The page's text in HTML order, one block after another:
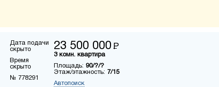
Дата подачи
скрыто
Время
скрыто
№ 778291
23 500 000 Р
3 комн. квартира
Площадь: 90/?/?
Этаж/этажность: 7/15
Автопоиск